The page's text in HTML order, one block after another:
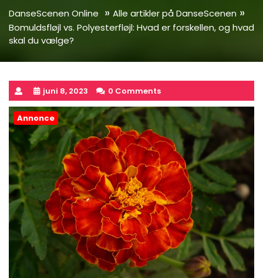
DanseScenen Online » Alle artikler på DanseScenen »
Bomuldsfløjl vs. Polyesterfløjl: Hvad er forskellen, og hvad
skal du vælge?
juni 8, 2023 0 Comments
Annonce